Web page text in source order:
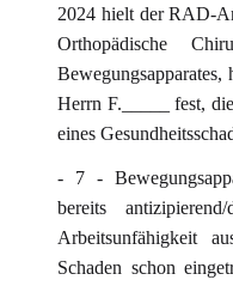
2024 hielt der RAD-
Orthopädische
Herrn F._____ fest,
eines
- 7 -
bereits
Arbeitsunfähigkeit
Schaden schon